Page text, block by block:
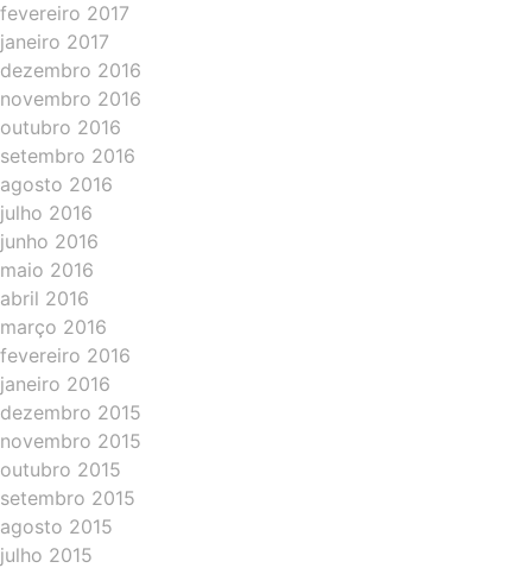
fevereiro 2017
janeiro 2017
dezembro 2016
novembro 2016
outubro 2016
setembro 2016
agosto 2016
julho 2016
junho 2016
maio 2016
abril 2016
março 2016
fevereiro 2016
janeiro 2016
dezembro 2015
novembro 2015
outubro 2015
setembro 2015
agosto 2015
julho 2015